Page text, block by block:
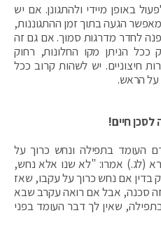
באופן מיידי ולהתגונן. אם יש
הגעה בתוך זמן ההתגוננות,
לחדר מדרגות סמוך. אם גם זה
הניתן מקו החלונות, רחוק
חיצוניים. יש לשהות קרוב ככל
על הראש.
חיים!
העומד בתפילה ונחש כרוך על
(לג.) אמרו: "לא שנו אלא נחש,
בדין אם נחש כרוך על עקבו, שאז
סכנה, אבל אם רואה עקרב שבא
שאין לך דבר העומד בפני